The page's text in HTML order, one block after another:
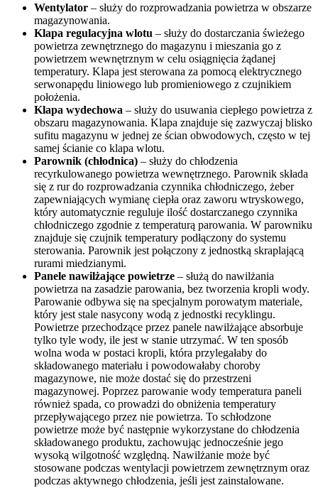
Wentylator – służy do rozprowadzania powietrza w obszarze
magazynowania.
Klapa regulacyjna wlotu – służy do dostarczania świeżego
powietrza zewnętrznego do magazynu i mieszania go z
powietrzem wewnętrznym w celu osiągnięcia żądanej
temperatury. Klapa jest sterowana za pomocą elektrycznego
serwonapędu liniowego lub promieniowego z czujnikiem
położenia.
Klapa wydechowa – służy do usuwania ciepłego powietrza z
obszaru magazynowania. Klapa znajduje się zazwyczaj blisko
sufitu magazynu w jednej ze ścian obwodowych, często w tej
samej ścianie co klapa wlotu.
Parownik (chłodnica) – służy do chłodzenia
recyrkulowanego powietrza wewnętrznego. Parownik składa
się z rur do rozprowadzania czynnika chłodniczego, żeber
zapewniających wymianę ciepła oraz zaworu wtryskowego,
który automatycznie reguluje ilość dostarczanego czynnika
chłodniczego zgodnie z temperaturą parowania. W parowniku
znajduje się czujnik temperatury podłączony do systemu
sterowania. Parownik jest połączony z jednostką skraplającą
rurami miedzianymi.
Panele nawilżające powietrze – służą do nawilżania
powietrza na zasadzie parowania, bez tworzenia kropli wody.
Parowanie odbywa się na specjalnym porowatym materiale,
który jest stale nasycony wodą z jednostki recyklingu.
Powietrze przechodzące przez panele nawilżające absorbuje
tylko tyle wody, ile jest w stanie utrzymać. W ten sposób
wolna woda w postaci kropli, która przylegałaby do
składowanego materiału i powodowałaby choroby
magazynowe, nie może dostać się do przestrzeni
magazynowej. Poprzez parowanie wody temperatura paneli
również spada, co prowadzi do obniżenia temperatury
przepływającego przez nie powietrza. To schłodzone
powietrze może być następnie wykorzystane do chłodzenia
składowanego produktu, zachowując jednocześnie jego
wysoką wilgotność względną. Nawilżanie może być
stosowane podczas wentylacji powietrzem zewnętrznym oraz
podczas aktywnego chłodzenia, jeśli jest zainstalowane.